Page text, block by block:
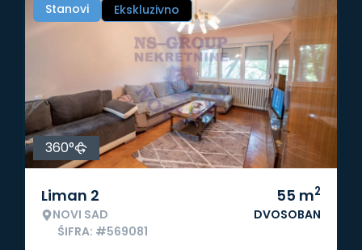
Stanovi Ekskluzivno
360°
Liman 2
NOVI SAD
ŠIFRA: #569081
55 m2
DVOSOBAN